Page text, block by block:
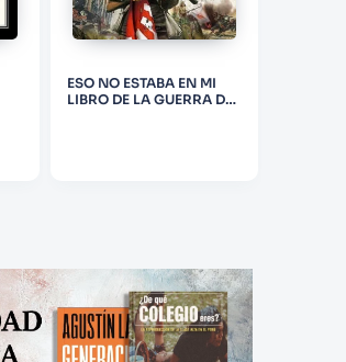
ESO NO ESTABA EN MI
LIBRO DE LA GUERRA DEL